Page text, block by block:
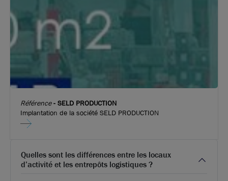
Référence- SELD PRODUCTION
Implantation de la société SELD PRODUCTION
Quelles sont les différences entre les locaux
d’activité et les entrepôts logistiques ?